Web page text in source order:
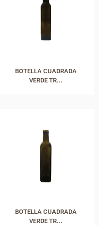
BOTELLA CUADRADA
VERDE TR...
BOTELLA CUADRADA
VERDE TR...